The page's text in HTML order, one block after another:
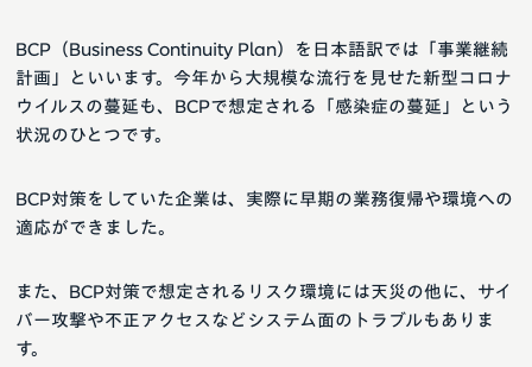
BCP（Business Continuity Plan）を日本語訳では「事業継続
計画」といいます。今年から大規模な流行を見せた新型コロナ
ウイルスの蔓延も、BCPで想定される「感染症の蔓延」という
状況のひとつです。
BCP対策をしていた企業は、実際に早期の業務復帰や環境への
適応ができました。
また、BCP対策で想定されるリスク環境には天災の他に、サイ
バー攻撃や不正アクセスなどシステム面のトラブルもありま
す。